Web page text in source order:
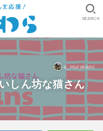
SEARCH
a_murakami
しん坊な猫さん